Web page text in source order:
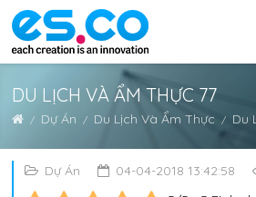
DU LỊCH VÀ ẨM THỰC 77
Dự Án Du Lịch Và Ẩm Thực Du
Dự Án 04-04-2018 13:42:58